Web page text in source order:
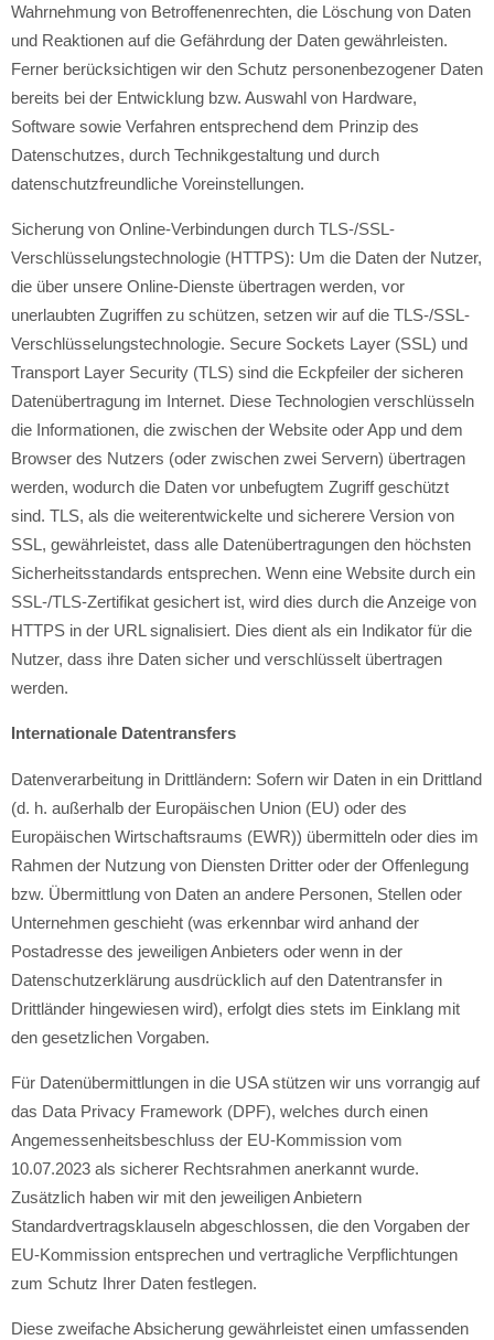
Wahrnehmung von Betroffenenrechten, die Löschung von Daten
und Reaktionen auf die Gefährdung der Daten gewährleisten.
Ferner berücksichtigen wir den Schutz personenbezogener Daten
bereits bei der Entwicklung bzw. Auswahl von Hardware,
Software sowie Verfahren entsprechend dem Prinzip des
Datenschutzes, durch Technikgestaltung und durch
datenschutzfreundliche Voreinstellungen.
Sicherung von Online-Verbindungen durch TLS-/SSL-
Verschlüsselungstechnologie (HTTPS): Um die Daten der Nutzer,
die über unsere Online-Dienste übertragen werden, vor
unerlaubten Zugriffen zu schützen, setzen wir auf die TLS-/SSL-
Verschlüsselungstechnologie. Secure Sockets Layer (SSL) und
Transport Layer Security (TLS) sind die Eckpfeiler der sicheren
Datenübertragung im Internet. Diese Technologien verschlüsseln
die Informationen, die zwischen der Website oder App und dem
Browser des Nutzers (oder zwischen zwei Servern) übertragen
werden, wodurch die Daten vor unbefugtem Zugriff geschützt
sind. TLS, als die weiterentwickelte und sicherere Version von
SSL, gewährleistet, dass alle Datenübertragungen den höchsten
Sicherheitsstandards entsprechen. Wenn eine Website durch ein
SSL-/TLS-Zertifikat gesichert ist, wird dies durch die Anzeige von
HTTPS in der URL signalisiert. Dies dient als ein Indikator für die
Nutzer, dass ihre Daten sicher und verschlüsselt übertragen
werden.
Internationale Datentransfers
Datenverarbeitung in Drittländern: Sofern wir Daten in ein Drittland
(d. h. außerhalb der Europäischen Union (EU) oder des
Europäischen Wirtschaftsraums (EWR)) übermitteln oder dies im
Rahmen der Nutzung von Diensten Dritter oder der Offenlegung
bzw. Übermittlung von Daten an andere Personen, Stellen oder
Unternehmen geschieht (was erkennbar wird anhand der
Postadresse des jeweiligen Anbieters oder wenn in der
Datenschutzerklärung ausdrücklich auf den Datentransfer in
Drittländer hingewiesen wird), erfolgt dies stets im Einklang mit
den gesetzlichen Vorgaben.
Für Datenübermittlungen in die USA stützen wir uns vorrangig auf
das Data Privacy Framework (DPF), welches durch einen
Angemessenheitsbeschluss der EU-Kommission vom
10.07.2023 als sicherer Rechtsrahmen anerkannt wurde.
Zusätzlich haben wir mit den jeweiligen Anbietern
Standardvertragsklauseln abgeschlossen, die den Vorgaben der
EU-Kommission entsprechen und vertragliche Verpflichtungen
zum Schutz Ihrer Daten festlegen.
Diese zweifache Absicherung gewährleistet einen umfassenden